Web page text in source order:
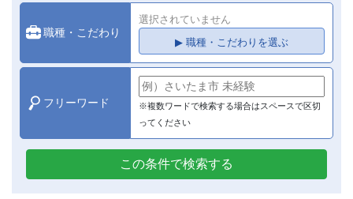
職種・こだわり
選択されていません
▶ 職種・こだわりを選ぶ
フリーワード
※複数ワードで検索する場合はスペースで区切
ってください
この条件で検索する